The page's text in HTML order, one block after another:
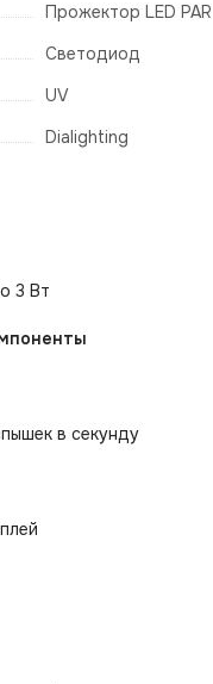
Прожектор LED PAR
Светодиод
UV
Dialighting
3 Вт
в секунду